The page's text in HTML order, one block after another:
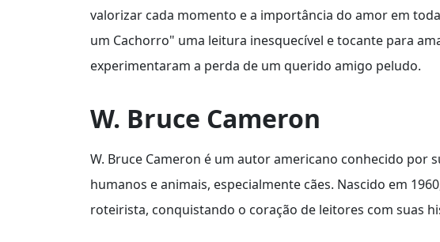
valorizar cada momento e a importância do amor em
um Cachorro" uma leitura inesquecível e tocante para
experimentaram a perda de um querido amigo peludo.
W. Bruce Cameron
W. Bruce Cameron é um autor americano conhecido por
humanos e animais, especialmente cães. Nascido em
roteirista, conquistando o coração de leitores com suas